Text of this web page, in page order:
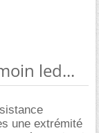
led...
une extrémité